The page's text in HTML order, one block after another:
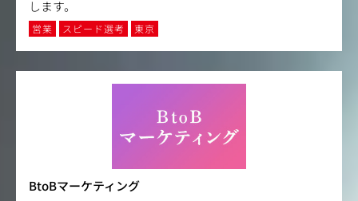
します。
営業 スピード選考 東京
BtoBマーケティング